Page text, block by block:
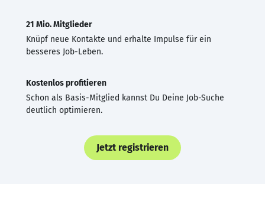
21 Mio. Mitglieder
Knüpf neue Kontakte und erhalte Impulse für ein
besseres Job-Leben.
Kostenlos profitieren
Schon als Basis-Mitglied kannst Du Deine Job-Suche
deutlich optimieren.
Jetzt registrieren